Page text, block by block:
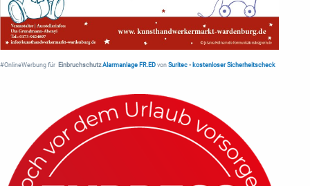
#OnlineWerbung für Einbruchschutz Alarmanlage FR.ED von Suritec • kostenloser Sicherheitscheck